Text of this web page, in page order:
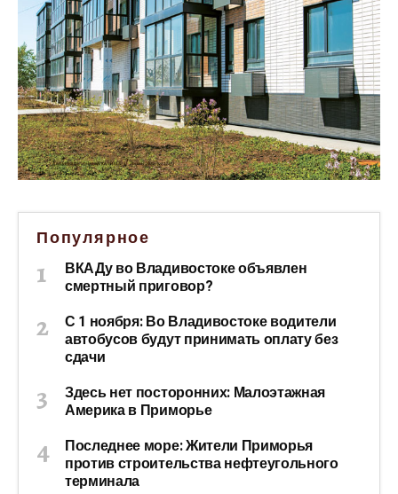
Популярное
ВКАДу во Владивостоке объявлен
смертный приговор?
С 1 ноября: Во Владивостоке водители
автобусов будут принимать оплату без
сдачи
Здесь нет посторонних: Малоэтажная
Америка в Приморье
Последнее море: Жители Приморья
против строительства нефтеугольного
терминала